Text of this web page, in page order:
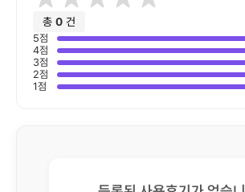
총 0 건
5점
4점
3점
2점
1점